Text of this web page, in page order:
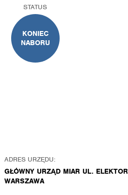
STATUS
KONIEC
NABORU
ADRES URZĘDU:
GŁÓWNY URZĄD MIAR UL.
WARSZAWA